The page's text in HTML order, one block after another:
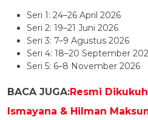
Seri 1: 24–26 April 2026
Seri 2: 19–21 Juni 2026
Seri 3: 7–9 Agustus 2026
Seri 4: 18–20 September
Seri 5: 6–8 November 2026
BACA JUGA:Resmi
Ismayana & Hilman